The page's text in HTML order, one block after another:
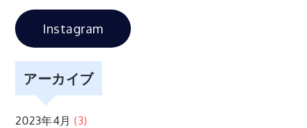
シ
ョ
ン
Instagram
アーカイブ
2023年4月 (3)